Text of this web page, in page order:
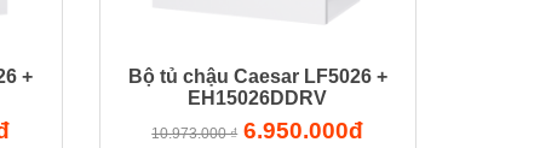
+
Bộ tủ chậu Caesar LF5026 +
EH15026DDRV
10.973.000 ₫ 6.950.000đ